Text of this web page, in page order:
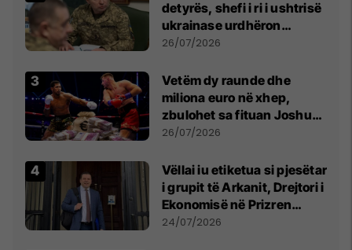
detyrës, shefi i ri i ushtrisë
ukrainase urdhëron
kontroll të madh
26/07/2026
Vetëm dy raunde dhe
miliona euro në xhep,
zbulohet sa fituan Joshua
e Prenga
26/07/2026
Vëllai iu etiketua si pjesëtar
i grupit të Arkanit, Drejtori i
Ekonomisë në Prizren
mohon pretendimet
24/07/2026